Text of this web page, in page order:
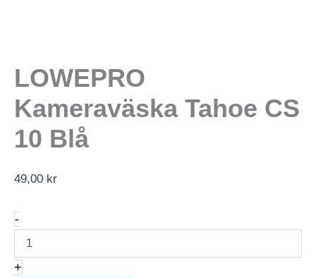
LOWEPRO
Kameraväska Tahoe CS
10 Blå
49,00 kr
-LOWEPRO
Kameraväska
Tahoe
CS
10
+